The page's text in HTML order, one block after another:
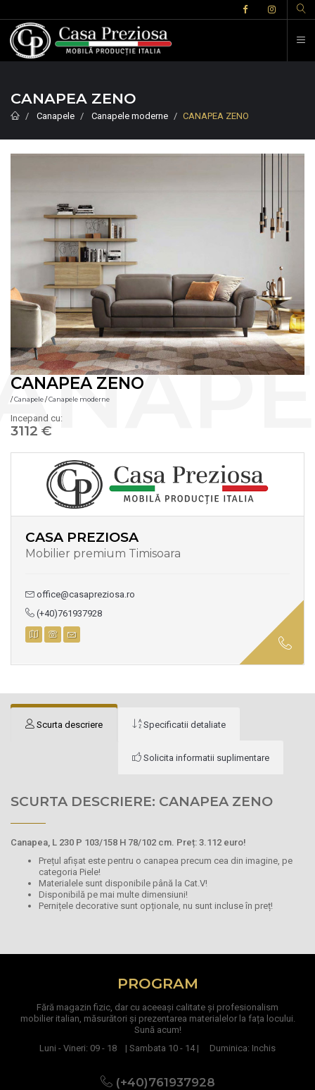
CANAPEA ZENO
Canapele Canapele moderne CANAPEA ZENO
CANAPEA ZENO
/Canapele/Canapele moderne
Incepand cu:
3112 €
CASA PREZIOSA
Mobilier premium Timisoara
office@casapreziosa.ro
(+40)761937928
Scurta descriere Specificatii detaliate
Solicita informatii suplimentare
SCURTA DESCRIERE: CANAPEA ZENO
Canapea, L 230 P 103/158 H 78/102 cm. Preț: 3.112 euro!
Prețul afișat este pentru o canapea precum cea din imagine, pe
categoria Piele!
Materialele sunt disponibile până la Cat.V!
Disponibilă pe mai multe dimensiuni!
Pernițele decorative sunt opționale, nu sunt incluse în preț!
PROGRAM
Fără magazin fizic, dar cu aceeași calitate și profesionalism
mobilier italian, măsurători și prezentarea materialelor la fața locului.
Sună acum!
Luni - Vineri: 09 - 18 | Sambata 10 - 14 | Duminica: Inchis
(+40)761937928